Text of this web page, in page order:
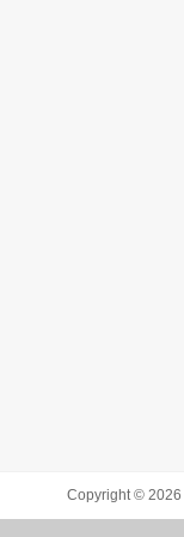
Copyright © 2026